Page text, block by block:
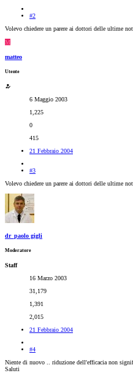
#2
Volevo chiedere un parere ai dottori delle ultime
M
matteo
Utente
6 Maggio 2003
1,225
0
415
21 Febbraio 2004
#3
Volevo chiedere un parere ai dottori delle ultime
dr_paolo gigli
Moderatore
Staff
16 Marzo 2003
31,179
1,391
2,015
21 Febbraio 2004
#4
Niente di nuovo .. riduzione dell'efficacia non
Saluti